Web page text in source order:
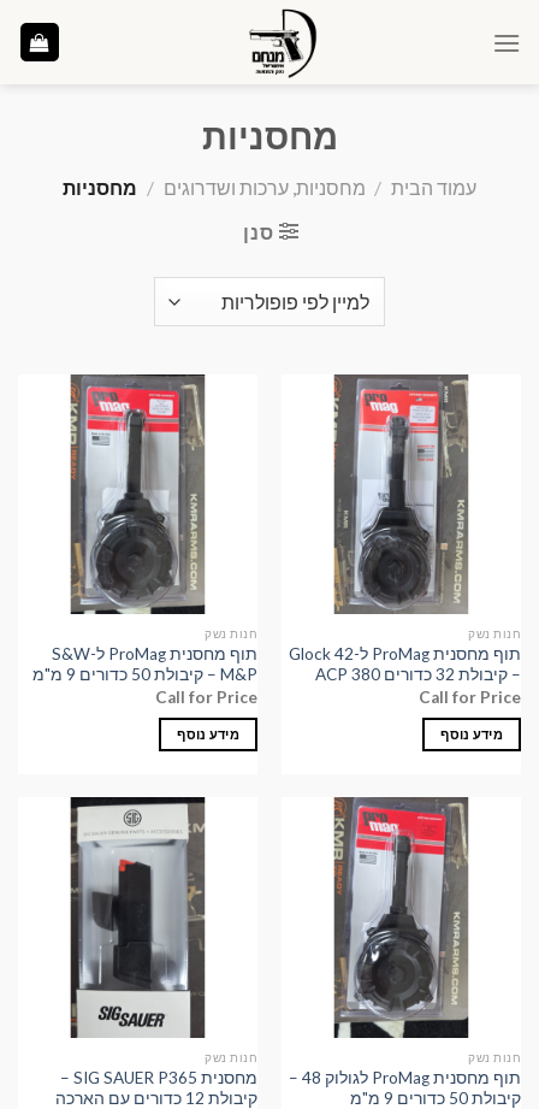
מחסניות
עמוד הבית / מחסניות, ערכות ושדרוגים / מחסניות
סנן
חנות נשק
תוף מחסנית ProMag ל-Glock 42
– קיבולת 32 כדורים 380 ACP
Call for Price
מידע נוסף
חנות נשק
תוף מחסנית ProMag ל-S&W
M&P – קיבולת 50 כדורים 9 מ"מ
Call for Price
מידע נוסף
חנות נשק
תוף מחסנית ProMag לגולוק 48 –
קיבולת 50 כדורים 9 מ"מ
חנות נשק
מחסנית SIG SAUER P365 –
קיבולת 12 כדורים עם הארכה